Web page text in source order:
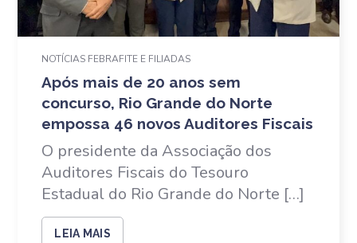
NOTÍCIAS FEBRAFITE E FILIADAS
Após mais de 20 anos sem
concurso, Rio Grande do Norte
empossa 46 novos Auditores Fiscais
O presidente da Associação dos
Auditores Fiscais do Tesouro
Estadual do Rio Grande do Norte […]
LEIA MAIS